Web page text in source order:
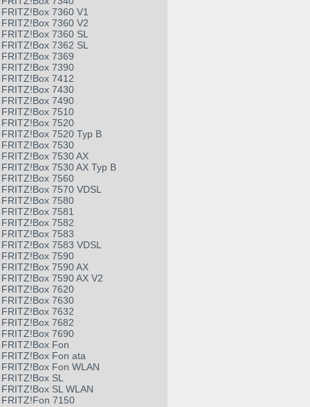
FRITZ!Box 7360 V1
FRITZ!Box 7360 V2
FRITZ!Box 7360 SL
FRITZ!Box 7362 SL
FRITZ!Box 7369
FRITZ!Box 7390
FRITZ!Box 7412
FRITZ!Box 7430
FRITZ!Box 7490
FRITZ!Box 7510
FRITZ!Box 7520
FRITZ!Box 7520 Typ B
FRITZ!Box 7530
FRITZ!Box 7530 AX
FRITZ!Box 7530 AX Typ B
FRITZ!Box 7560
FRITZ!Box 7570 VDSL
FRITZ!Box 7580
FRITZ!Box 7581
FRITZ!Box 7582
FRITZ!Box 7583
FRITZ!Box 7583 VDSL
FRITZ!Box 7590
FRITZ!Box 7590 AX
FRITZ!Box 7590 AX V2
FRITZ!Box 7620
FRITZ!Box 7630
FRITZ!Box 7632
FRITZ!Box 7682
FRITZ!Box 7690
FRITZ!Box Fon
FRITZ!Box Fon ata
FRITZ!Box Fon WLAN
FRITZ!Box SL
FRITZ!Box SL WLAN
FRITZ!Fon 7150